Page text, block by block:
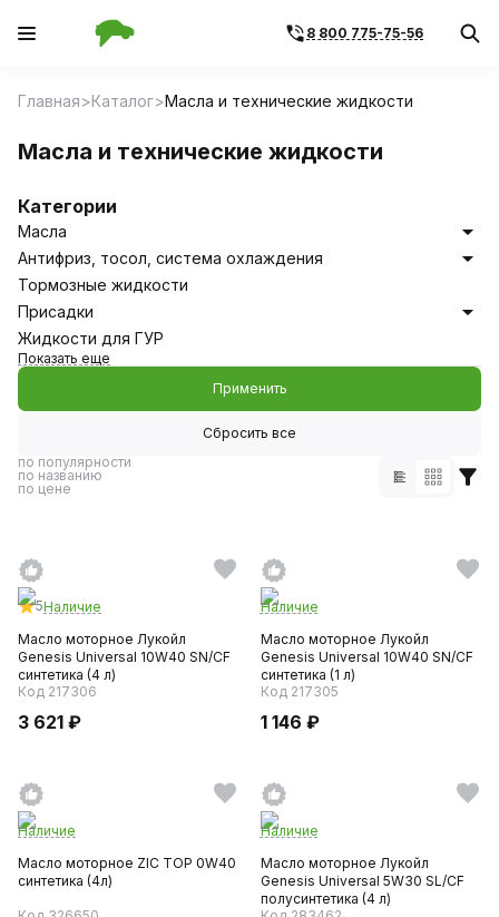
8 800 775-75-56
Главная Каталог Масла и технические жидкости
Масла и технические жидкости
Категории
Масла
Антифриз, тосол, система охлаждения
Тормозные жидкости
Присадки
Жидкости для ГУР
Показать еще
Применить
Сбросить все
по популярности
по названию
по цене
5Наличие
Масло моторное Лукойл
Genesis Universal 10W40 SN/CF
синтетика (4 л)
Код 217306
3 621 ₽
Наличие
Масло моторное Лукойл
Genesis Universal 10W40 SN/CF
синтетика (1 л)
Код 217305
1 146 ₽
Наличие
Масло моторное ZIC TOP 0W40
синтетика (4л)
Наличие
Масло моторное Лукойл
Genesis Universal 5W30 SL/CF
полусинтетика (4 л)